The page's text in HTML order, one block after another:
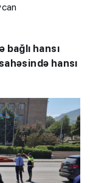
hansı
hansı